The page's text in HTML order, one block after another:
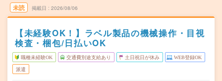
未読 掲載日 2026/08/06
【未経験OK！】ラベル製品の機械操作・目視
検査・梱包/日払いOK
職種未経験OK 交通費別途支給あり 土日祝日が休み WEB登録OK
派遣